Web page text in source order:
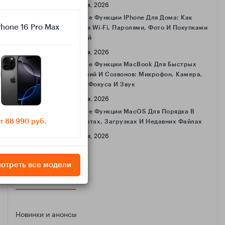
16 Апреля, 2026
Полезные Функции IPhone Для Дома: Как
Делиться Wi‑Fi, Паролями, Фото И Покупками
С Семьёй
16 Апреля, 2026
Полезные Функции MacBook Для Быстрых
Совещаний И Созвонов: Микрофон, Камера,
Режимы Фокуса И Звук
16 Апреля, 2026
Полезные Функции MacOS Для Порядка В
Скриншотах, Загрузках И Недавних Файлах
16 Апреля, 2026
КАТЕГОРИИ
Новинки и анонсы
16 Pro Max
88 990 руб.
все модели